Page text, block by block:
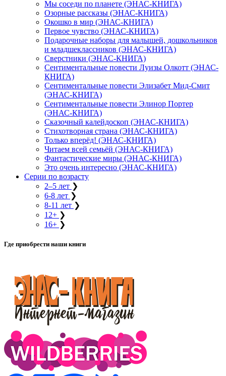
Мы соседи по планете (ЭНАС-КНИГА)
Озорные рассказы (ЭНАС-КНИГА)
Окошко в мир (ЭНАС-КНИГА)
Первое чувство (ЭНАС-КНИГА)
Подарочные наборы для малышей, дошкольников
и младшеклассников (ЭНАС-КНИГА)
Сверстники (ЭНАС-КНИГА)
Сентиментальные повести Луизы Олкотт (ЭНАС-
КНИГА)
Сентиментальные повести Элизабет Мид-Смит
(ЭНАС-КНИГА)
Сентиментальные повести Элинор Портер
(ЭНАС-КНИГА)
Сказочный калейдоскоп (ЭНАС-КНИГА)
Стихотворная страна (ЭНАС-КНИГА)
Только вперёд! (ЭНАС-КНИГА)
Читаем всей семьёй (ЭНАС-КНИГА)
Фантастические миры (ЭНАС-КНИГА)
Это очень интересно (ЭНАС-КНИГА)
Серии по возрасту
2–5 лет ❯
6-8 лет ❯
8-11 лет ❯
12+ ❯
16+ ❯
Где приобрести наши книги